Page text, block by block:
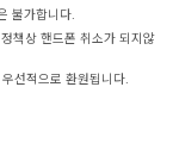
불가합니다.
책상 핸드폰 취소가 되지않
선적으로 환원됩니다.